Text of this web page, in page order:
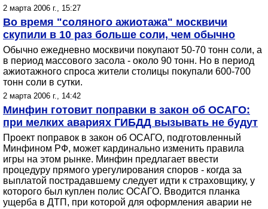
2 марта 2006 г., 15:27
Во время "соляного ажиотажа" москвичи
скупили в 10 раз больше соли, чем обычно
Обычно ежедневно москвичи покупают 50-70 тонн соли, а
в период массового засола - около 90 тонн. Но в период
ажиотажного спроса жители столицы покупали 600-700
тонн соли в сутки.
2 марта 2006 г., 14:42
Минфин готовит поправки в закон об ОСАГО:
при мелких авариях ГИБДД вызывать не будут
Проект поправок в закон об ОСАГО, подготовленный
Минфином РФ, может кардинально изменить правила
игры на этом рынке. Минфин предлагает ввести
процедуру прямого урегулирования споров - когда за
выплатой пострадавшему следует идти к страховщику, у
которого был куплен полис ОСАГО. Вводится планка
ущерба в ДТП, при которой для оформления аварии не